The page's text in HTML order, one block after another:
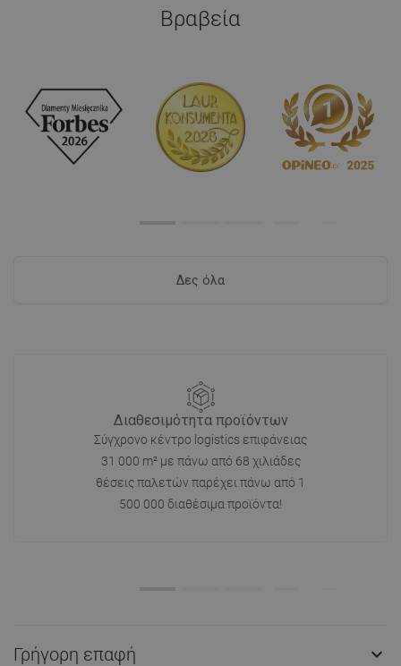
Βραβεία
Δες όλα
Διαθεσιμότητα προϊόντων
Σύγχρονο κέντρο logistics επιφάνειας
31 000 m² με πάνω από 68 χιλιάδες
θέσεις παλετών παρέχει πάνω από 1
500 000 διαθέσιμα προϊόντα!
Γρήγορη επαφή 